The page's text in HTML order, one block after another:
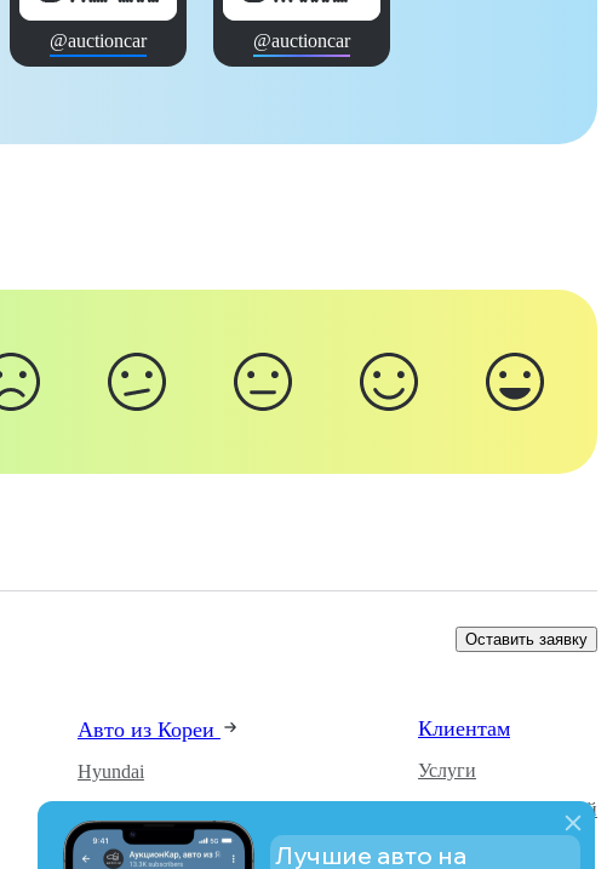
@auctioncar @auctioncar
Оставить заявку
Авто из Кореи
Hyundai
SsangYong
Клиентам
Услуги
Каталог автомобилей
О компании
Лучшие авто на